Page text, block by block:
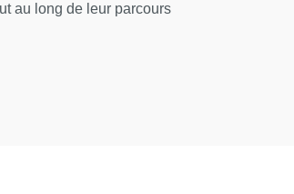
soubassements cliniques.
au long de leur parcours